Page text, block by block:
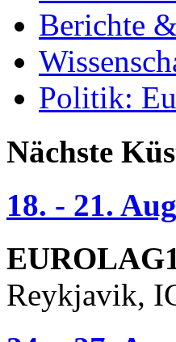
Berichte
Politik:
Nächste
18. - 21.
Reykjavik,